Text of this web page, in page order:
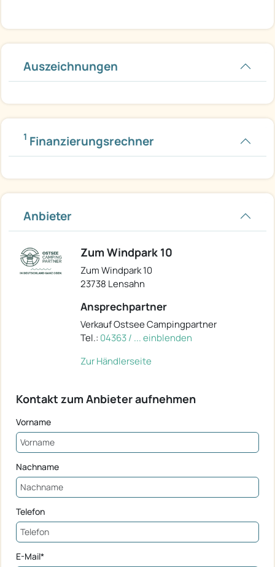
Auszeichnungen
1 Finanzierungsrechner
Anbieter
Zum Windpark 10
Zum Windpark 10
23738 Lensahn
Ansprechpartner
Verkauf Ostsee Campingpartner
Tel.: 04363 / ... einblenden
Zur Händlerseite
Kontakt zum Anbieter aufnehmen
Vorname
Nachname
Telefon
E-Mail*